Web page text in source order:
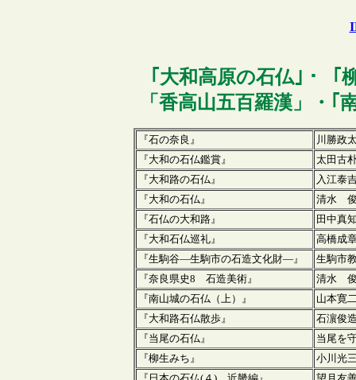
｢ 大和高原の石仏｣・「
「香高山五百羅漢」・｢
『石の奈良』
川勝政
『大和の石仏鑑賞』
太田古
『大和路の石仏』
入江泰
『大和の石仏』
清水
『石仏の大和路』
田中真
『大和石仏巡礼』
高橋成
『生駒谷―生駒市の石造文化財―』
生駒市
『奈良県史8 石造美術』
清水
『南山城の石仏（上）』
山本寛
『大和路石仏散歩』
石濵
『当尾の石仏』
当尾を
『柳生みち』
小川光